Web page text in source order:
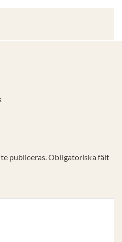
publiceras. Obligatoriska fält